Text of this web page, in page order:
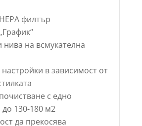
филтър
нива на всмукателна
в зависимост от
с едно
130-180 м2
да прекосява